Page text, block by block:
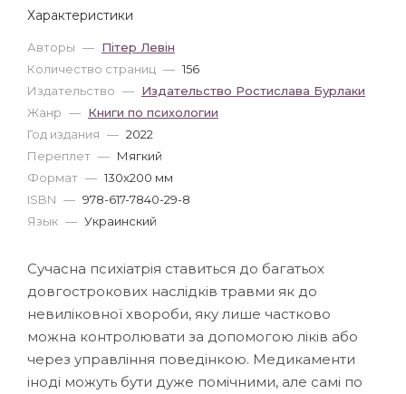
Характеристики
Авторы — Пітер Левін
Количество страниц — 156
Издательство — Издательство Ростислава Бурлаки
Жанр — Книги по психологии
Год издания — 2022
Переплет — Мягкий
Формат — 130x200 мм
ISBN — 978-617-7840-29-8
Язык — Украинский
Сучасна психіатрія ставиться до багатьох
довгострокових наслідків травми як до
невиліковної хвороби, яку лише частково
можна контролювати за допомогою ліків або
через управління поведінкою. Медикаменти
іноді можуть бути дуже помічними, але самі по